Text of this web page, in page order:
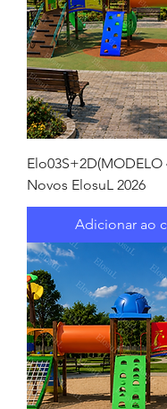
Elo03S+2D(MODELO
Novos ElosuL 2026
Adicionar ao